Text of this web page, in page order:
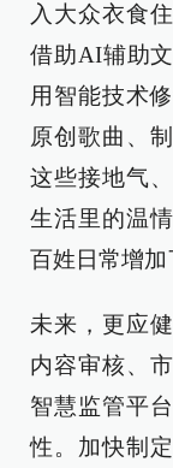
入大众衣食
借助AI辅助
用智能技术
原创歌曲、
这些接地气
生活里的温
百姓日常增加
未来，更应
内容审核、
智慧监管平
性。加快制